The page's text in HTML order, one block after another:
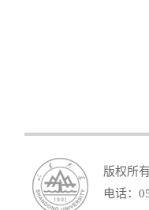
版权所
电话：